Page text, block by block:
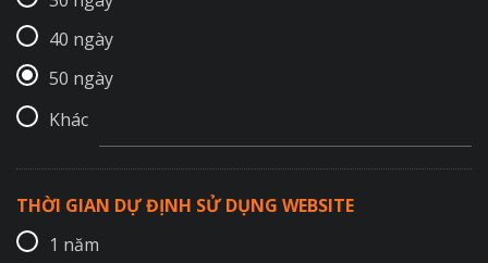
40 ngày
50 ngày
Khác
THỜI GIAN DỰ ĐỊNH SỬ DỤNG WEBSITE
1 năm